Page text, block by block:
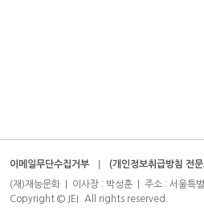
이메일무단수집거부 (개인정보취급방침 전
(재)재능문화 | 이사장 : 박성훈 | 주소 : 서울
Copyright © JEI. All rights reserved.